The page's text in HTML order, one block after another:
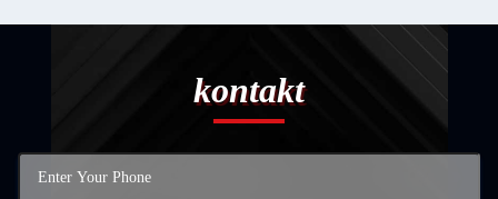
kontakt